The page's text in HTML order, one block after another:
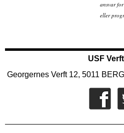
ansvar
eller
USF
Georgernes Verft 12, 5011